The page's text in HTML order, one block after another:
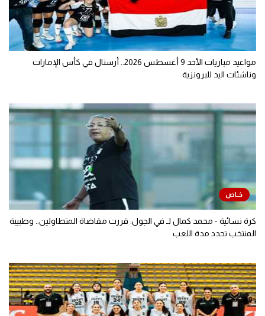
مواعيد مباريات الأحد 9 أغسطس 2026.. أرسنال في كأس الإمارات
وناشئات اليد للبرونزية
كرة نسائية - محمد كمال لـ في الجول: قررت مقاضاة المتطاولين.. وطبيبة
المنتخب تحدد مدة اللعب